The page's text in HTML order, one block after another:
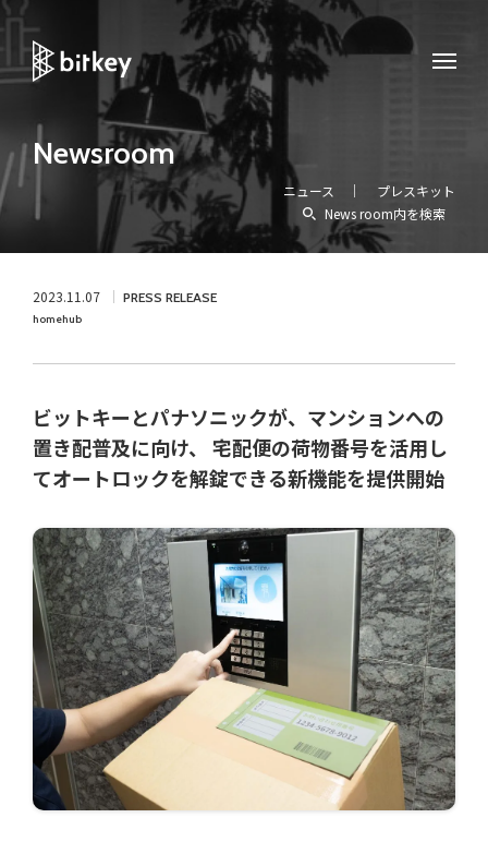
Newsroom
ニュース
プレスキット
News room内を検索
2023.11.07 PRESS RELEASE
homehub
ビットキーとパナソニックが、マンションへの
置き配普及に向け、 宅配便の荷物番号を活用し
てオートロックを解錠できる新機能を提供開始